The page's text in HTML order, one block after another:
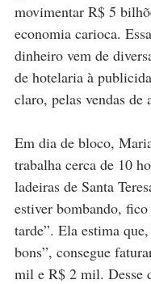
movimentar R$ 5
economia carioca.
dinheiro vem de
de hotelaria à
claro, pelas vendas de
Em dia de bloco,
trabalha cerca de 10
ladeiras de Santa
estiver bombando,
tarde”. Ela estima
bons”, consegue
mil e R$ 2 mil. Desse